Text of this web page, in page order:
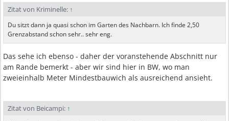
Zitat von Kriminelle: ↑
Du sitzt dann ja quasi schon im Garten des Nachbarn. Ich finde 2,50
Grenzabstand schon sehr.. sehr eng.
Das sehe ich ebenso - daher der voranstehende Abschnitt nur
am Rande bemerkt - aber wir sind hier in BW, wo man
zweieinhalb Meter Mindestbauwich als ausreichend ansieht.
Zitat von Beicampi: ↑